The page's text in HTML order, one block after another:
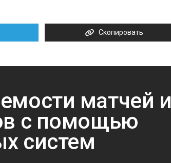
Скопировать
матчей и
с помощью
систем